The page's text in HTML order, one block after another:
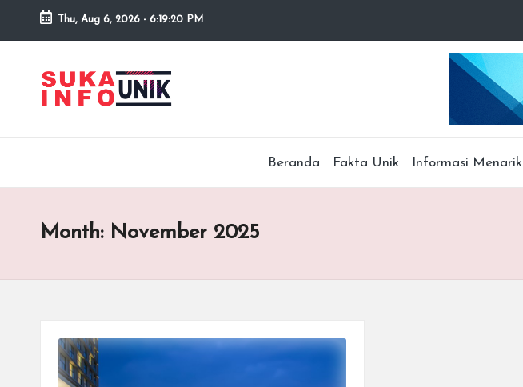
Skip
content
Thu, Aug 6, 2026 - 6:19:20 PM
S
a
I
U
Info
Unik,
Beranda Fakta Unik Informasi Menarik
Month: November 2025